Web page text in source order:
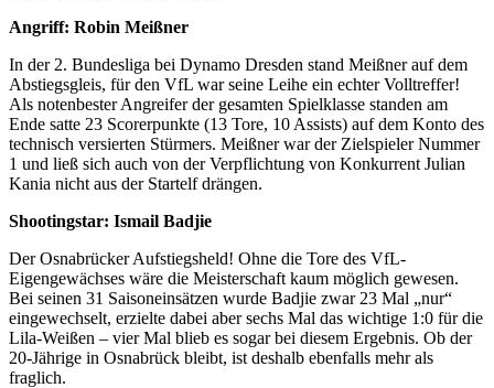
Angriff: Robin Meißner
In der 2. Bundesliga bei Dynamo Dresden stand Meißner auf dem
Abstiegsgleis, für den VfL war seine Leihe ein echter Volltreffer!
Als notenbester Angreifer der gesamten Spielklasse standen am
Ende satte 23 Scorerpunkte (13 Tore, 10 Assists) auf dem Konto des
technisch versierten Stürmers. Meißner war der Zielspieler Nummer
1 und ließ sich auch von der Verpflichtung von Konkurrent Julian
Kania nicht aus der Startelf drängen.
Shootingstar: Ismail Badjie
Der Osnabrücker Aufstiegsheld! Ohne die Tore des VfL-
Eigengewächses wäre die Meisterschaft kaum möglich gewesen.
Bei seinen 31 Saisoneinsätzen wurde Badjie zwar 23 Mal „nur“
eingewechselt, erzielte dabei aber sechs Mal das wichtige 1:0 für die
Lila-Weißen – vier Mal blieb es sogar bei diesem Ergebnis. Ob der
20-Jährige in Osnabrück bleibt, ist deshalb ebenfalls mehr als
fraglich.